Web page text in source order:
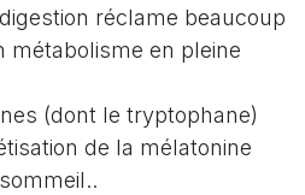
réclame beaucoup
métabolisme en pleine
(dont le tryptophane)
de la mélatonine